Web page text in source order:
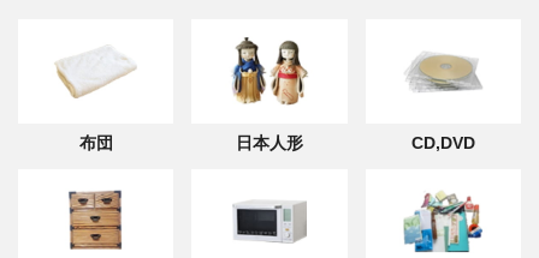
布団 日本人形 CD,DVD